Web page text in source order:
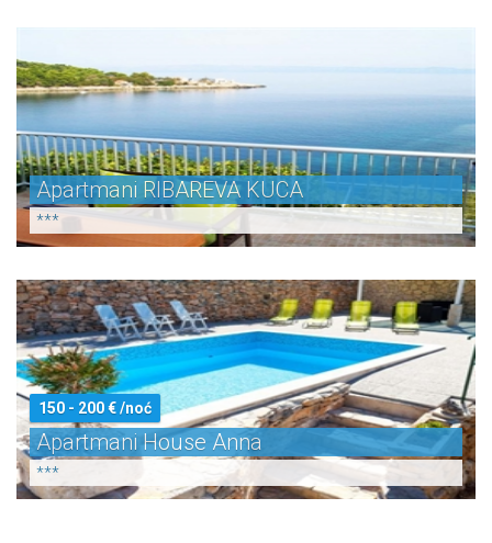
Apartmani RIBAREVA KUCA
***
150 - 200 € /noć
Apartmani House Anna
***